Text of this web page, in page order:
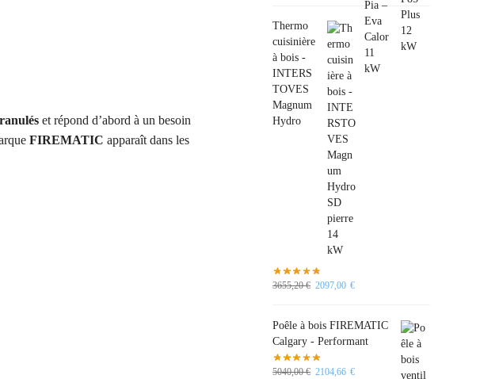
et répond d’abord à un besoin
FIREMATIC apparaît dans les
Thermo
cuisinière
à bois -
INTERS
TOVES
Magnum
Hydro
3655,20€ 2097,00 €
Poêle à bois FIREMATIC
Calgary - Performant
5040,00€ 2104,66 €